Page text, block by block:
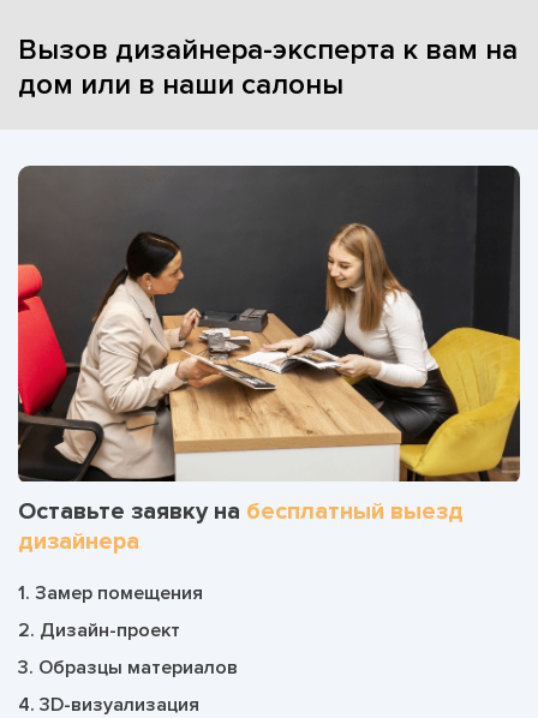
Вызов дизайнера-эксперта к вам на
дом или в наши салоны
Оставьте заявку на бесплатный выезд
дизайнера
1. Замер помещения
2. Дизайн-проект
3. Образцы материалов
4. 3D-визуализация